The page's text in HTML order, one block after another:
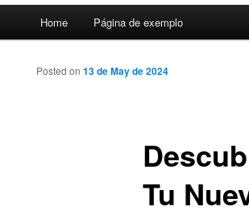
Home Página de exemplo
Tu
Posted on 13 de May de 2024